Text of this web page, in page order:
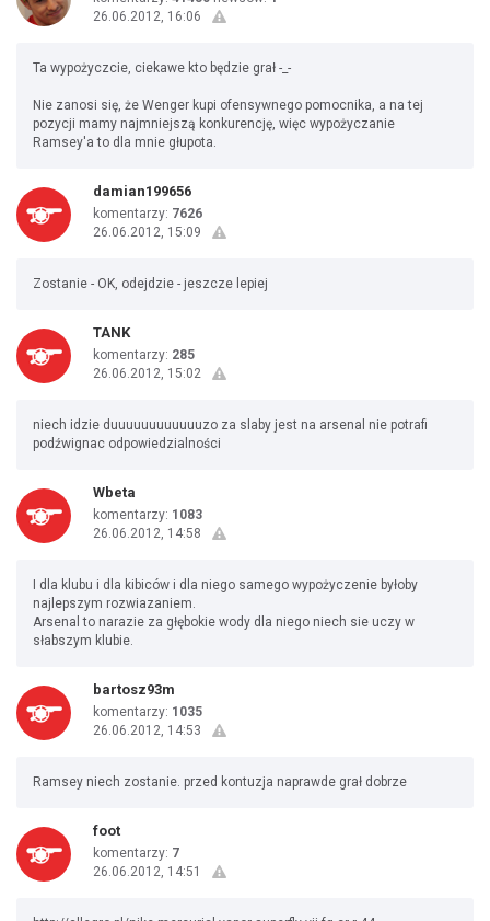
26.06.2012, 16:06
Ta wypożyczcie, ciekawe kto będzie grał -_-
Nie zanosi się, że Wenger kupi ofensywnego pomocnika, a na tej
pozycji mamy najmniejszą konkurencję, więc wypożyczanie
Ramsey'a to dla mnie głupota.
damian199656
komentarzy: 7626
26.06.2012, 15:09
Zostanie - OK, odejdzie - jeszcze lepiej
TANK
komentarzy: 285
26.06.2012, 15:02
niech idzie duuuuuuuuuuuuzo za slaby jest na arsenal nie potrafi
podźwignac odpowiedzialności
Wbeta
komentarzy: 1083
26.06.2012, 14:58
I dla klubu i dla kibiców i dla niego samego wypożyczenie byłoby
najlepszym rozwiazaniem.
Arsenal to narazie za głębokie wody dla niego niech sie uczy w
słabszym klubie.
bartosz93m
komentarzy: 1035
26.06.2012, 14:53
Ramsey niech zostanie. przed kontuzja naprawde grał dobrze
foot
komentarzy: 7
26.06.2012, 14:51